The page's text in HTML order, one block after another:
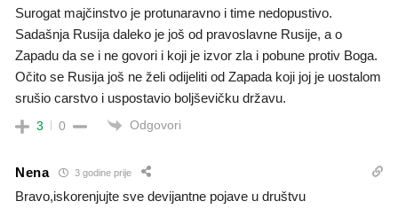
Surogat majčinstvo je protunaravno i time nedopustivo.
Sadašnja Rusija daleko je još od pravoslavne Rusije, a o
Zapadu da se i ne govori i koji je izvor zla i pobune protiv Boga.
Očito se Rusija još ne želi odijeliti od Zapada koji joj je uostalom
srušio carstvo i uspostavio boljševičku državu.
3 0 Odgovori
Nena 3 godine prije
Bravo,iskorenjujte sve devijantne pojave u društvu